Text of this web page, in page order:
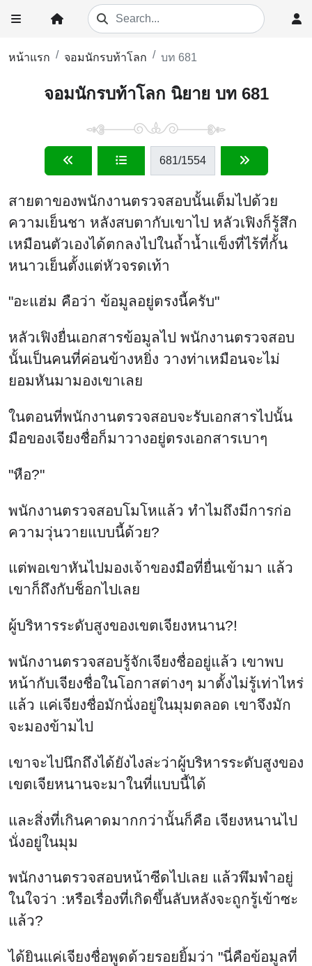
หน้าแรก จอมนักรบท้าโลก บท 681
จอมนักรบท้าโลก นิยาย บท 681
681/1554
สายตาของพนักงานตรวจสอบนั้นเต็มไปด้วย
ความเย็นชา หลังสบตากับเขาไป หลัวเฟิงก็รู้สึก
เหมือนตัวเองได้ตกลงไปในถ้ำน้ำแข็งที่ไร้ที่กั้น
หนาวเย็นตั้งแต่หัวจรดเท้า
"อะแฮ่ม คือว่า ข้อมูลอยู่ตรงนี้ครับ"
หลัวเฟิงยื่นเอกสารข้อมูลไป พนักงานตรวจสอบ
นั้นเป็นคนที่ค่อนข้างหยิ่ง วางท่าเหมือนจะไม่
ยอมหันมามองเขาเลย
ในตอนที่พนักงานตรวจสอบจะรับเอกสารไปนั้น
มือของเจียงชื่อก็มาวางอยู่ตรงเอกสารเบาๆ
"หือ?"
พนักงานตรวจสอบโมโหแล้ว ทำไมถึงมีการก่อ
ความวุ่นวายแบบนี้ด้วย?
แต่พอเขาหันไปมองเจ้าของมือที่ยื่นเข้ามา แล้ว
เขาก็ถึงกับช็อกไปเลย
ผู้บริหารระดับสูงของเขตเจียงหนาน?!
พนักงานตรวจสอบรู้จักเจียงชื่ออยู่แล้ว เขาพบ
หน้ากับเจียงชื่อในโอกาสต่างๆ มาตั้งไม่รู้เท่าไหร่
แล้ว แค่เจียงชื่อมักนั่งอยู่ในมุมตลอด เขาจึงมัก
จะมองข้ามไป
เขาจะไปนึกถึงได้ยังไงล่ะว่าผู้บริหารระดับสูงของ
เขตเจียหนานจะมาในที่แบบนี้ได้
และสิ่งที่เกินคาดมากกว่านั้นก็คือ เจียงหนานไป
นั่งอยู่ในมุม
พนักงานตรวจสอบหน้าซีดไปเลย แล้วพึมพำอยู่
ในใจว่า :หรือเรื่องที่เกิดขึ้นลับหลังจะถูกรู้เข้าซะ
แล้ว?
ได้ยินแค่เจียงชื่อพูดด้วยรอยยิ้มว่า "นี่คือข้อมูลที่